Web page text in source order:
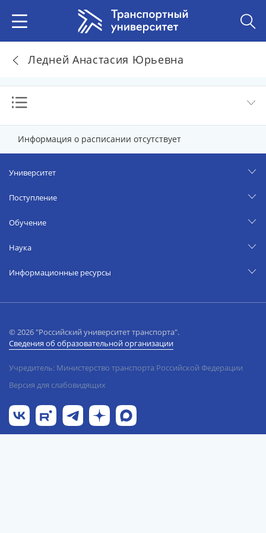
Ледней Анастасия Юрьевна
Информация о расписании отсутствует
Университет
Поступление
Обучение
Наука
Информационные ресурсы
© 2026 "Российский университет транспорта".
Сведения об образовательной организации
Учредитель: Министерство транспорта Российской Федерации
Версия для слабовидящих